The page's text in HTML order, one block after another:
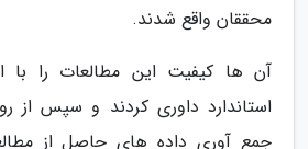
محققان واقع شدند.
آن ها کیفیت این مطالعات را با
استاندارد داوری کردند و سپس از
جمع آوری داده های حاصل از